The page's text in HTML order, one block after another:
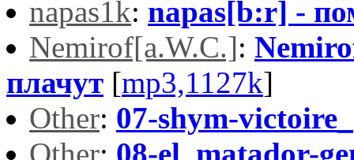
napas1k: napas[b:r] -
Nemirof[a.W.C.]:
плачут [mp3,1127k]
Other: 07-shym-